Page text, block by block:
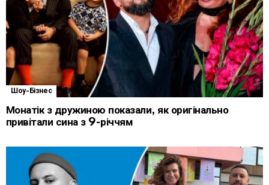
Шоу-Бізнес
Монатік з дружиною показали, як оригінально
привітали сина з 9-річчям